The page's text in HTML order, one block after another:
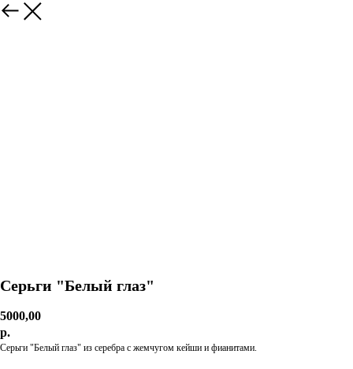
Серьги "Белый глаз"
5000,00
р.
Серьги "Белый глаз" из серебра с жемчугом кейши и фианитами.